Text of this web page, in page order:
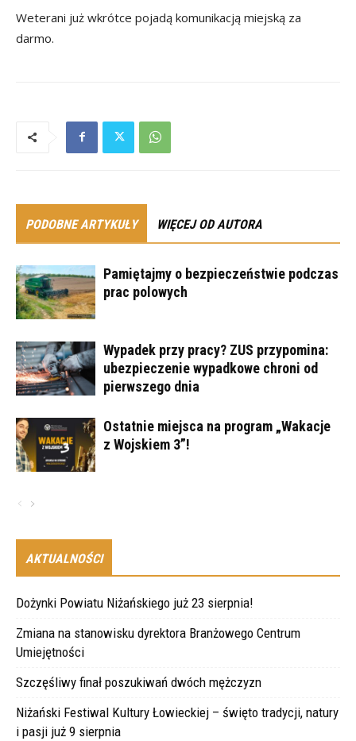
Weterani już wkrótce pojadą komunikacją miejską za
darmo.
PODOBNE ARTYKUŁY WIĘCEJ OD AUTORA
Pamiętajmy o bezpieczeństwie podczas
prac polowych
Wypadek przy pracy? ZUS przypomina:
ubezpieczenie wypadkowe chroni od
pierwszego dnia
Ostatnie miejsca na program „Wakacje
z Wojskiem 3”!
AKTUALNOŚCI
Dożynki Powiatu Niżańskiego już 23 sierpnia!
Zmiana na stanowisku dyrektora Branżowego Centrum
Umiejętności
Szczęśliwy finał poszukiwań dwóch mężczyzn
Niżański Festiwal Kultury Łowieckiej – święto tradycji, natury
i pasji już 9 sierpnia